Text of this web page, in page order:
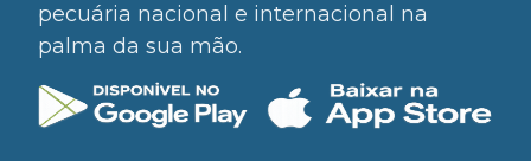
pecuária nacional e internacional na
palma da sua mão.